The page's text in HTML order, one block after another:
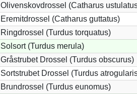
Olivenskovdrossel (Catharus
Eremitdrossel (Catharus guttatus)
Ringdrossel (Turdus torquatus)
Solsort (Turdus merula)
Gråstrubet Drossel (Turdus obscurus)
Sortstrubet Drossel (Turdus
Brundrossel (Turdus eunomus)